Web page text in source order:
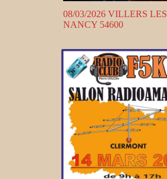
08/03/2026 VILLERS LES
NANCY 54600